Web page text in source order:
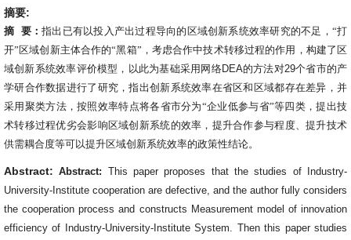
摘要:
摘 要：指出已有以投入产出过程导向的区域创新系统效率研究的不足， “打
开”区域创新主体合作的“黑箱” ，考虑合作中技术转移过程的作用，构建了区
域创新系统效率评价模型，以此为基础采用网络DEA的方法对29个省市的产
学研合作数据进行了研究，指出创新系统效率在省区和区域都存在差异，并
采用聚类方法，按照效率特点将各省市分为“企业低参与省”等四类，提出技
术转移过程优劣会影响区域创新系统的效率，提升合作参与程度、提升技术
供需耦合度等可以提升区域创新系统效率的政策性结论。
Abstract:Abstract: This paper proposes that the studies of Industry-
University-Institute cooperation are defective, and the author fully considers
the cooperation process and constructs Measurement model of innovation
efficiency of Industry-University-Institute System. Then this paper studies